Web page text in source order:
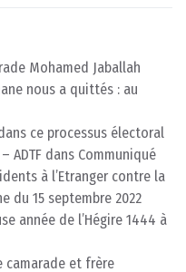
Mohamed Jaballah
nous a quittés : au
ce processus électoral
ADTF dans Communiqué
à l’Etranger contre la
du 15 septembre 2022
année de l’Hégire 1444 à
camarade et frère